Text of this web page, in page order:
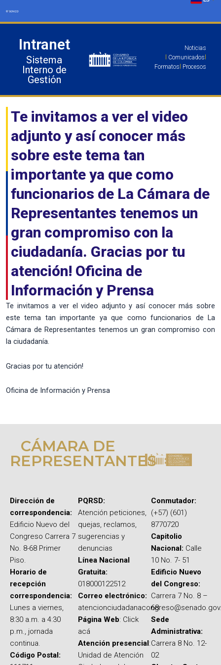
Intranet
Sistema
Interno de
Gestión
Noticias
Comunicados
Formatos Procesos
Te invitamos a ver el video
adjunto y así conocer más
sobre este tema tan
importante ya que como
funcionarios de La Cámara de
Representantes tenemos un
gran compromiso con la
ciudadanía. Gracias por tu
atención! Oficina de
Información y Prensa
Te invitamos a ver el video adjunto y así conocer más sobre
este tema tan importante ya que como funcionarios de La
Cámara de Representantes tenemos un gran compromiso con
la ciudadanía.
Gracias por tu atención!
Oficina de Información y Prensa
CÁMARA DE
REPRESENTANTES
Dirección de
correspondencia:
Edificio Nuevo del
Congreso Carrera 7
No. 8-68 Primer
Piso.
Horario de
recepción
correspondencia:
Lunes a viernes,
8:30 a.m. a 4:30
p.m., jornada
continua.
Código Postal:
PQRSD:
Atención peticiones,
quejas, reclamos,
sugerencias y
denuncias
Línea Nacional
Gratuita:
018000122512
Correo electrónico:
Página Web: Click
acá
Atención presencial:
Unidad de Atención
Conmutador:
(+57) (601)
8770720
Capitolio
Nacional: Calle
10 No. 7- 51
Edificio Nuevo
del Congreso:
Carrera 7 No. 8 –
68
Sede
Administrativa:
Carrera 8 No. 12-
02